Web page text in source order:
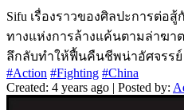
Sifu เรื่องราวของศิลปะการต่อ
ทางแห่งการล้างแค้นตามล่าฆา
ลึกลับทำให้ฟื้นคืนชีพน่าอัศจรรย์
#Action #Fighting #China
Created: 4 years ago | Posted by: